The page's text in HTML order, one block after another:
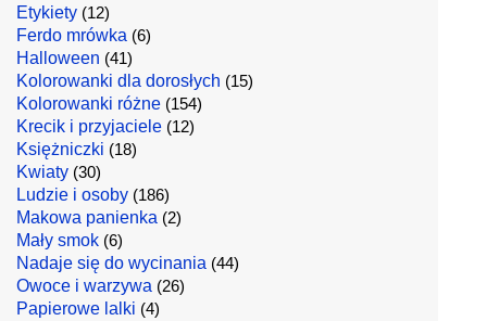
Etykiety (12)
Ferdo mrówka (6)
Halloween (41)
Kolorowanki dla dorosłych (15)
Kolorowanki różne (154)
Krecik i przyjaciele (12)
Księżniczki (18)
Kwiaty (30)
Ludzie i osoby (186)
Makowa panienka (2)
Mały smok (6)
Nadaje się do wycinania (44)
Owoce i warzywa (26)
Papierowe lalki (4)